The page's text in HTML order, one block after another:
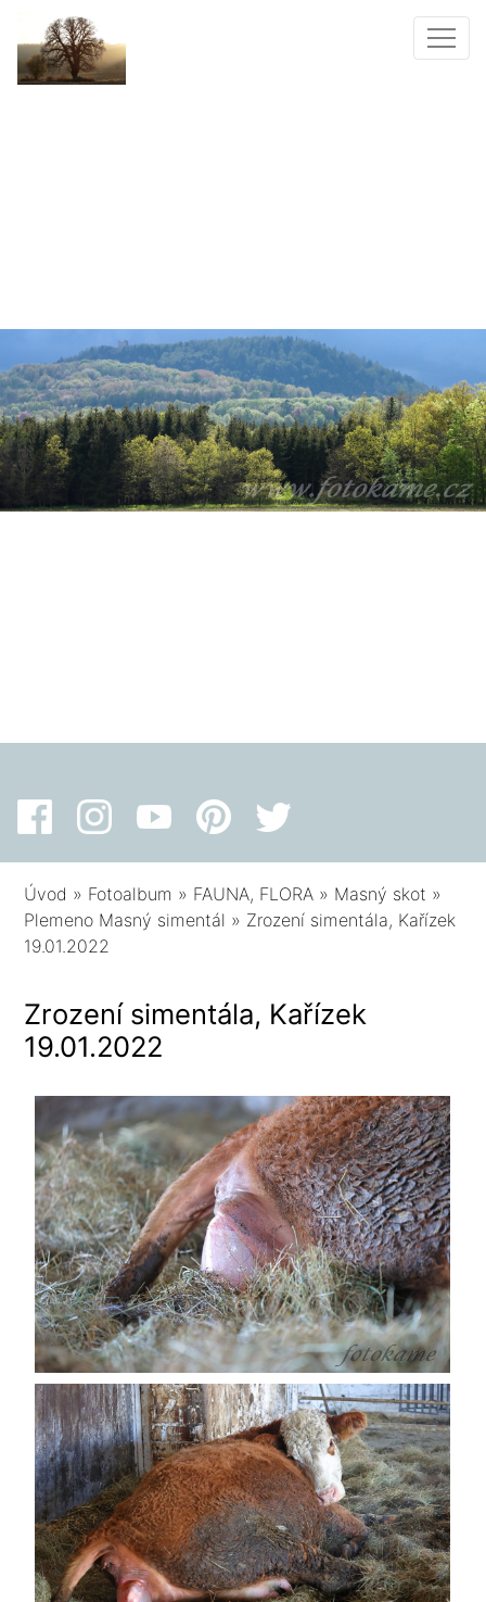
Úvod » Fotoalbum » FAUNA, FLORA » Masný skot »
Plemeno Masný simentál » Zrození simentála, Kařízek
19.01.2022
Zrození simentála, Kařízek
19.01.2022